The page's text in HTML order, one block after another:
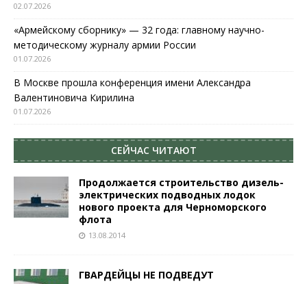
02.07.2026
«Армейскому сборнику» — 32 года: главному научно-
методическому журналу армии России
01.07.2026
В Москве прошла конференция имени Александра
Валентиновича Кирилина
01.07.2026
СЕЙЧАС ЧИТАЮТ
Продолжается строительство дизель-
электрических подводных лодок
нового проекта для Черноморского
флота
13.08.2014
ГВАРДЕЙЦЫ НЕ ПОДВЕДУТ